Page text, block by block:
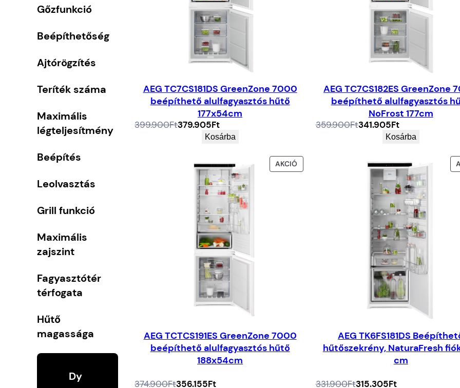
Gőzfunkció
Beépíthetőség
Ajtórögzítés
Teríték száma
Maximális
légteljesítmény
Beépítés
Leolvasztás
Grill funkció
Maximális
zajszint
Fagyasztótér
térfogata
Hűtő
magassága
Dy
AEG TC7CS181DS GreenZone 7000
beépíthető alulfagyasztós hűtő
177x54cm
399.900Ft
Az
379.905Ft
A
Kosárba
AEG TC7CS182ES GreenZone
beépíthető alulfagyasztós
NoFrost 177cm
359.900Ft
Az
341.905Ft
A
Kosárba
AKCIÓAKCIÓS
TERMÉK
AEG TCTCS191ES GreenZone 7000
beépíthető alulfagyasztós hűtő
188x54cm
374.900Ft
Az
356.155Ft
A
AEG TK6FS181DS
hűtőszekrény, NaturaFresh
cm
331.900Ft
Az
315.305Ft
A